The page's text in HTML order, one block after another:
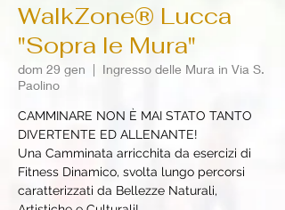
WalkZone® Lucca
"Sopra le Mura"
dom 29 gen
  |
Ingresso delle Mura in Via S.
Paolino
CAMMINARE NON È MAI STATO TANTO
DIVERTENTE ED ALLENANTE!
Una Camminata arricchita da esercizi di
Fitness Dinamico, svolta lungo percorsi
caratterizzati da Bellezze Naturali,